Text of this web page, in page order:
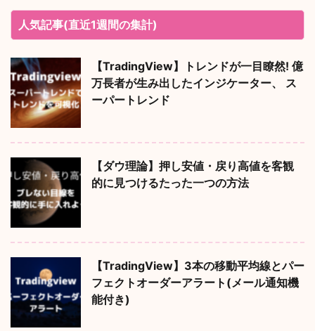
人気記事(直近1週間の集計)
【TradingView】トレンドが一目瞭然! 億
万長者が生み出したインジケーター、 ス
ーパートレンド
【ダウ理論】押し安値・戻り高値を客観
的に見つけるたった一つの方法
【TradingView】3本の移動平均線とパー
フェクトオーダーアラート(メール通知機
能付き)